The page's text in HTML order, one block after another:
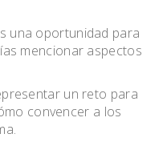
una oportunidad para
mencionar aspectos
un reto para
convencer a los